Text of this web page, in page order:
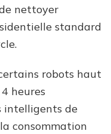
nettoyer
standard
robots haut
heures
intelligents de
consommation